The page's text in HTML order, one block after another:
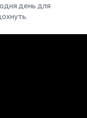
день для